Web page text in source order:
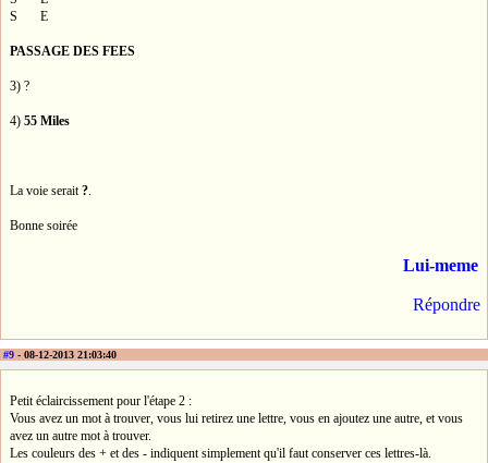
S E
PASSAGE DES FEES
3) ?
4) 55 Miles
La voie serait ?
Bonne soirée
Lui-meme
Répondre
#9 - 08-12-2013 21:03:40
Petit éclaircissement pour l'étape 2 :
Vous avez un mot à trouver, vous lui retirez une lettre, vous en ajoutez une autre, et vous
avez un autre mot à trouver.
Les couleurs des + et des - indiquent simplement qu'il faut conserver ces lettres-là.